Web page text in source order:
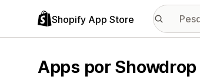
Shopify App Store
Apps por Showdrop